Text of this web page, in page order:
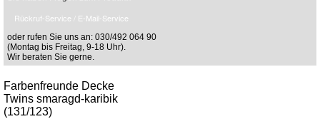
Rückruf-Service / E-Mail-Service
oder rufen Sie uns an: 030/492 064 90
(Montag bis Freitag, 9-18 Uhr).
Wir beraten Sie gerne.
Farbenfreunde Decke
Twins smaragd-karibik
(131/123)